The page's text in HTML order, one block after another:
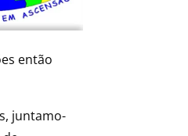
então
juntamo-